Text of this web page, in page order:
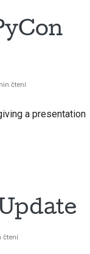
čtení
a presentation
čtení